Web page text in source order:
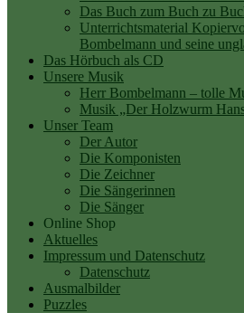
Das Buch zum Buch zu
Unterrichtsmaterial
Bombelmann und seine
Das Hörbuch als CD
Unsere Musik
Herr Bombelmann – tolle
Musik „Der Holzwurm
Unser Team
Der Autor
Die Komponisten
Die Zeichner
Die Sängerinnen
Die Sänger
Online Shop
Aktuelles
Impressum und Datenschutz
Datenschutz
Ausmalbilder
Puzzles